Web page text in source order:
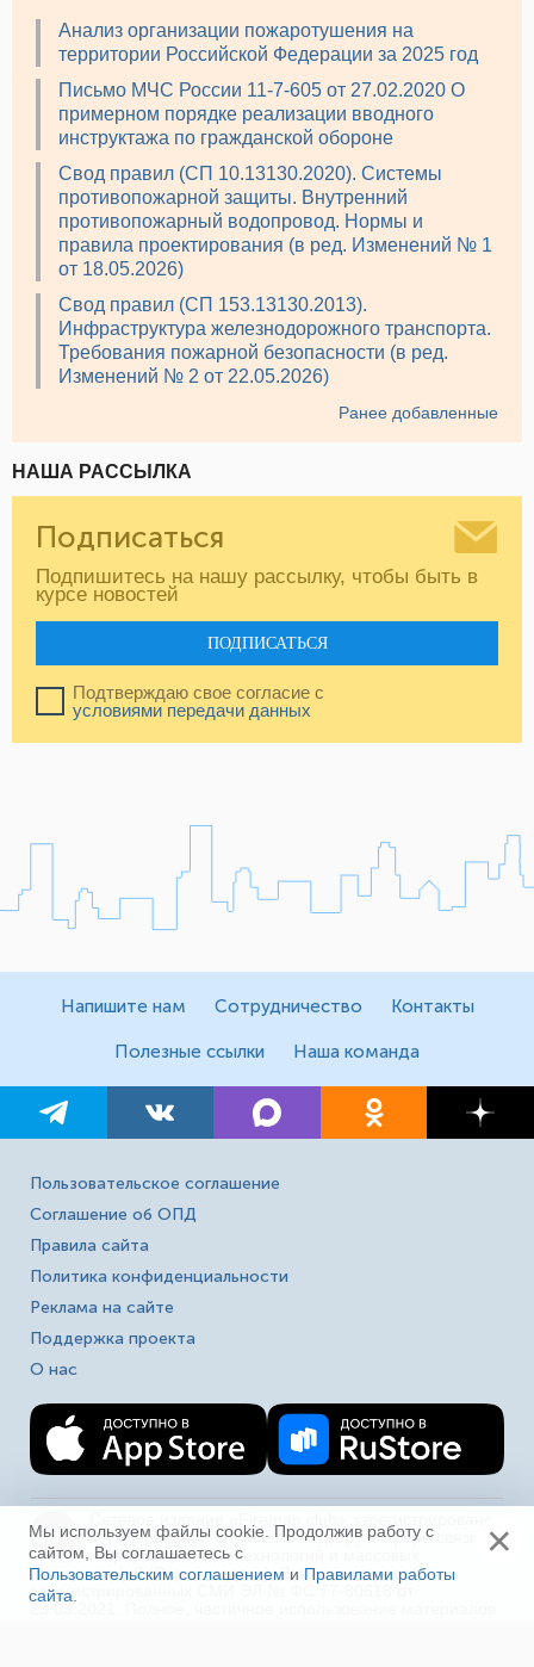
Анализ организации пожаротушения на
территории Российской Федерации за 2025 год
Письмо МЧС России 11-7-605 от 27.02.2020 О
примерном порядке реализации вводного
инструктажа по гражданской обороне
Свод правил (СП 10.13130.2020). Системы
противопожарной защиты. Внутренний
противопожарный водопровод. Нормы и
правила проектирования (в ред. Изменений № 1
от 18.05.2026)
Свод правил (СП 153.13130.2013).
Инфраструктура железнодорожного транспорта.
Требования пожарной безопасности (в ред.
Изменений № 2 от 22.05.2026)
Ранее добавленные
НАША РАССЫЛКА
Подписаться
Подпишитесь на нашу рассылку, чтобы быть в
курсе новостей
ПОДПИСАТЬСЯ
Подтверждаю свое согласие с
условиями передачи данных
Напишите нам Сотрудничество Контакты
Полезные ссылки Наша команда
Пользовательское соглашение
Соглашение об ОПД
Правила сайта
Политика конфиденциальности
Реклама на сайте
Поддержка проекта
О нас
16+
в Федеральной службе по надзору в сфере связи,
информационных технологий и массовых
коммуникаций (Роскомнадзор). Выписка из реестра
зарегистрированных СМИ ЭЛ № ФС 77-80618 от
Мы используем файлы cookie. Продолжив работу с
сайтом, Вы соглашаетесь с
Пользовательским соглашением и Правилами работы
сайта
×